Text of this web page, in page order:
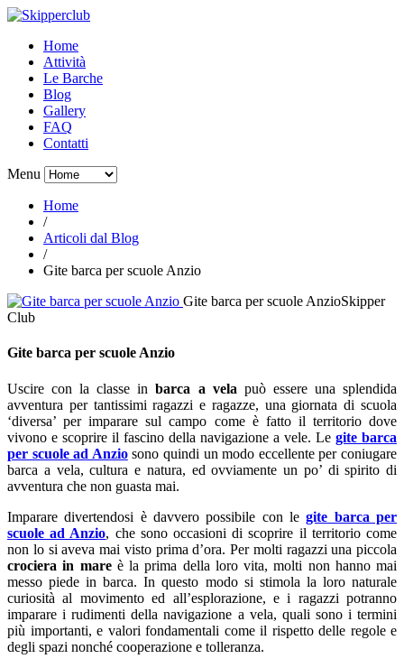
Home
Attività
Le Barche
Blog
Gallery
FAQ
Contatti
Menu
Home
/
Articoli dal Blog
/
Gite barca per scuole Anzio
Gite barca per scuole AnzioSkipper
Club
Gite barca per scuole Anzio
Uscire con la classe inbarca a vela può essere una splendida
avventura per tantissimi ragazzi e ragazze, una giornata di scuola
‘diversa’ per imparare sul campo come è fatto il territorio dove
vivono e scoprire il fascino della navigazione a vele. Le gite barca
per scuole ad Anziosono quindi un modo eccellente per coniugare
barca a vela, cultura e natura, ed ovviamente un po’ di spirito di
avventura che non guasta mai.
Imparare divertendosi è davvero possibile con legite barca per
scuole ad Anzio, che sono occasioni di scoprire il territorio come
non lo si aveva mai visto prima d’ora. Per molti ragazzi una piccola
crociera in mareè la prima della loro vita, molti non hanno mai
messo piede in barca. In questo modo si stimola la loro naturale
curiosità al movimento ed all’esplorazione, e i ragazzi potranno
imparare i rudimenti della navigazione a vela, quali sono i termini
più importanti, e valori fondamentali come il rispetto delle regole e
degli spazi nonché cooperazione e tolleranza.